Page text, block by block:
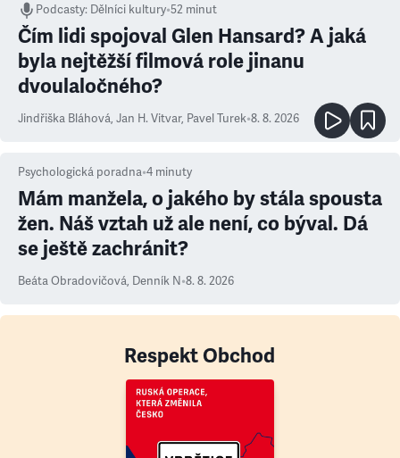
Podcasty: Dělníci kultury•52 minut
Čím lidi spojoval Glen Hansard? A jaká
byla nejtěžší filmová role jinanu
dvoulaločného?
Jindřiška Bláhová, Jan H. Vitvar, Pavel Turek•8. 8. 2026
Psychologická poradna•4 minuty
Mám manžela, o jakého by stála spousta
žen. Náš vztah už ale není, co býval. Dá
se ještě zachránit?
Beáta Obradovičová, Denník N•8. 8. 2026
Respekt Obchod